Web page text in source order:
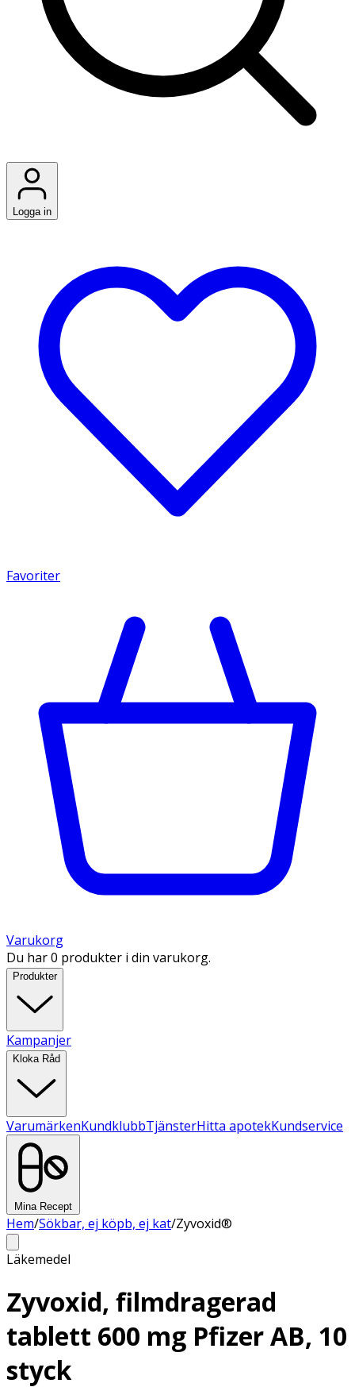
Logga in
Favoriter
Varukorg
Du har 0 produkter i din varukorg.
Produkter
Kampanjer
Kloka Råd
VarumärkenKundklubbTjänsterHitta apotekKundservice
Mina Recept
Hem/Sökbar, ej köpb, ej kat/Zyvoxid®
Läkemedel
Zyvoxid, filmdragerad
tablett 600 mg Pfizer AB, 10
styck